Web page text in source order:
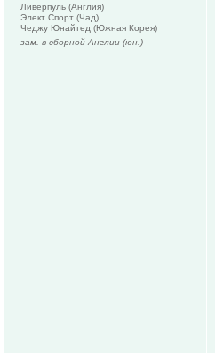
Ливерпуль (Англия)
Элект Спорт (Чад)
Чеджу Юнайтед (Южная Корея)
зам. в сборной Англии (юн.)